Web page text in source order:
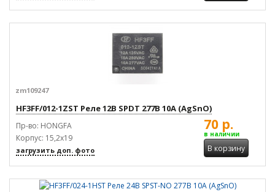
zm109247
HF3FF/012-1ZST Реле 12В SPDT 277В 10А (AgSnO)
Пр-во: HONGFA
Корпус: 15,2x19
загрузить доп. фото
70 р.
в наличии
В корзину